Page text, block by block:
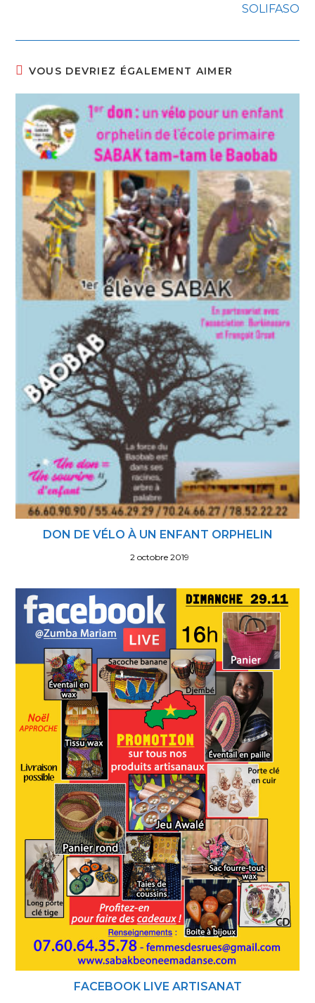
SOLIFASO
VOUS DEVRIEZ ÉGALEMENT AIMER
DON DE VÉLO À UN ENFANT ORPHELIN
2 octobre 2019
FACEBOOK LIVE ARTISANAT